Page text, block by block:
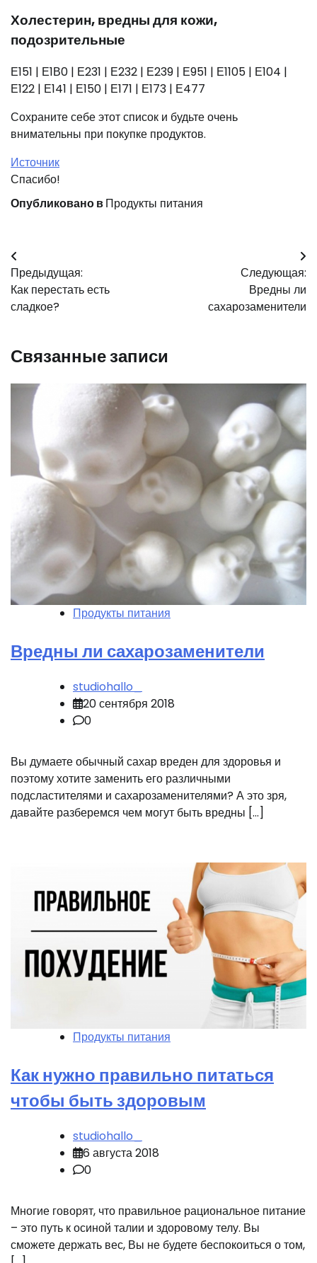
Холестерин, вредны для кожи,
подозрительные
Е151 | Е1В0 | Е231 | Е232 | Е239 | Е951 | Е1105 | Е104 |
Е122 | Е141 | Е150 | Е171 | Е173 | Е477
Сохраните себе этот список и будьте очень
внимательны при покупке продуктов.
Источник
Спасибо!
Опубликовано вПродукты питания
Навигация
по
записям
Предыдущая:
Как перестать есть
сладкое?
Следующая:
Вредны ли
сахарозаменители
Связанные записи
Продукты питания
Вредны ли сахарозаменители
studiohallo_
20 сентября 2018
0
Вы думаете обычный сахар вреден для здоровья и
поэтому хотите заменить его различными
подсластителями и сахарозаменителями? А это зря,
давайте разберемся чем могут быть вредны […]
Продукты питания
Как нужно правильно питаться
чтобы быть здоровым
studiohallo_
6 августа 2018
0
Многие говорят, что правильное рациональное питание
– это путь к осиной талии и здоровому телу. Вы
сможете держать вес, Вы не будете беспокоиться о том,